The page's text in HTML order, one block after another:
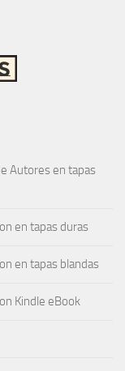
Autores en tapas
en tapas duras
en tapas blandas
Kindle eBook